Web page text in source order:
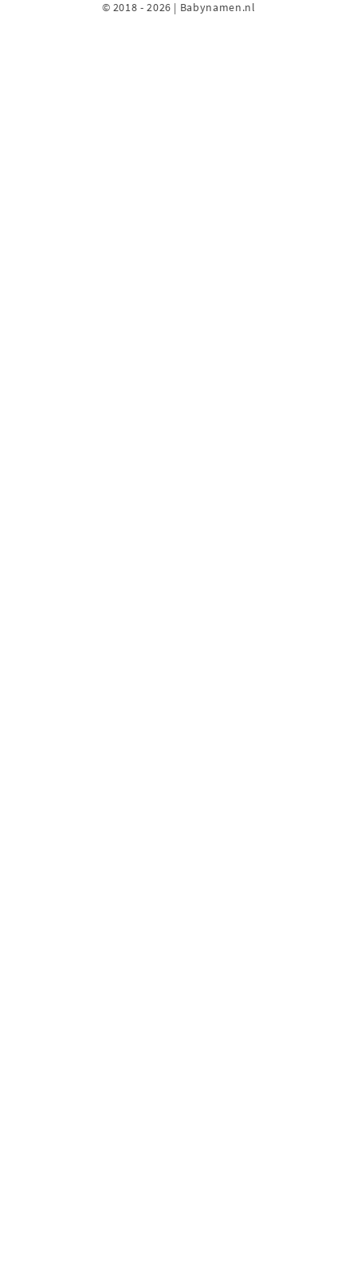
© 2018 - 2026 | Babynamen.nl